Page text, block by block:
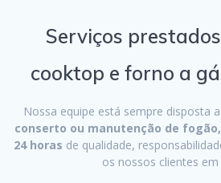
Serviços
cooktop e forno a
Nossa equipe está sempre disposta
conserto ou manutenção de
24 horas de qualidade,
os nossos clientes em